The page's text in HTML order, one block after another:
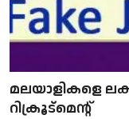
മലയാളികളെ
റിക്രൂട്മെന്റ്